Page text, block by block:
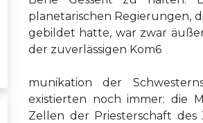
planetarischen Regierungen,
gebildet hatte, war zwar
der zuverlässigen Kom6
munikation der
existierten noch immer: die
Zellen der Priesterschaft des